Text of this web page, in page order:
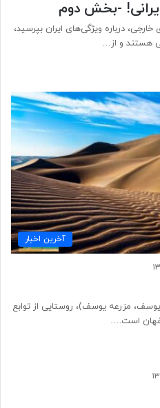
-بخش دوم
درباره ویژگی‌های ایران بپرسید،
هستند و از…
آخرین اخبار
مزرعه یوسف)، روستایی از توابع
است.…